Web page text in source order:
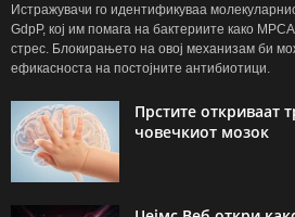
Истражувачи го идентификуваа
GdpP, кој им помага на бактериите како
стрес. Блокирањето на овој механизам би
ефикасноста на постојните антибиотици.
Прстите откриваат
човечкиот мозок